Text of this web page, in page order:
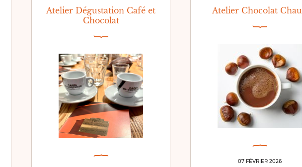
Atelier Dégustation Café et
Chocolat
Atelier Chocolat
07 FÉVRIER 2026